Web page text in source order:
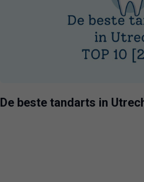
De beste tandarts in